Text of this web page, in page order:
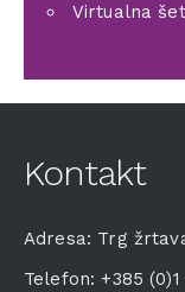
Virtualna
Kontakt
Adresa: Trg
Telefon: +385